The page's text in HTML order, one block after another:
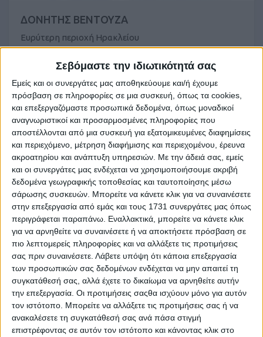
Σεβόμαστε την ιδιωτικότητά σας
Εμείς και οι συνεργάτες μας αποθηκεύουμε και/ή έχουμε
πρόσβαση σε πληροφορίες σε μια συσκευή, όπως τα cookies,
και επεξεργαζόμαστε προσωπικά δεδομένα, όπως μοναδικοί
αναγνωριστικοί και προσαρμοσμένες πληροφορίες που
αποστέλλονται από μια συσκευή για εξατομικευμένες διαφημίσεις
και περιεχόμενο, μέτρηση διαφήμισης και περιεχομένου, έρευνα
ακροατηρίου και ανάπτυξη υπηρεσιών. Με την άδειά σας, εμείς
και οι συνεργάτες μας ενδέχεται να χρησιμοποιήσουμε ακριβή
δεδομένα γεωγραφικής τοποθεσίας και ταυτοποίησης μέσω
σάρωσης συσκευών. Μπορείτε να κάνετε κλικ για να συναινέσετε
στην επεξεργασία από εμάς και τους 1731 συνεργάτες μας όπως
περιγράφεται παραπάνω. Εναλλακτικά, μπορείτε να κάνετε κλικ
για να αρνηθείτε να συναινέσετε ή να αποκτήσετε πρόσβαση σε
πιο λεπτομερείς πληροφορίες και να αλλάξετε τις προτιμήσεις
σας πριν συναινέσετε. Λάβετε υπόψη ότι κάποια επεξεργασία
των προσωπικών σας δεδομένων ενδέχεται να μην απαιτεί τη
συγκατάθεσή σας, αλλά έχετε το δικαίωμα να αρνηθείτε αυτήν
την επεξεργασία. Οι προτιμήσεις σαςθα ισχύουν μόνο για αυτόν
τον ιστότοπο. Μπορείτε να αλλάξετε τις προτιμήσεις σας ή να
ανακαλέσετε τη συγκατάθεσή σας ανά πάσα στιγμή
επιστρέφοντας σε αυτόν τον ιστότοπο και κάνοντας κλικ στο
ΔΟΝΗΤΗΣ ΒΕΝΤΟΥΖΑ
Ευρύτερη περιοχή Ηρακλείου
με 4 μπαταρίες για τοποθέτηση πλακιδίων, τιμή 70€
Δευτέρα, 03 Αύγ 2026
ΜΠΟΥΛΝΤΟΖΑ
Ηράκλειο
D 7 ερπιστριοφόρα πωλείται 7000 ευρώ.
€ 7.000